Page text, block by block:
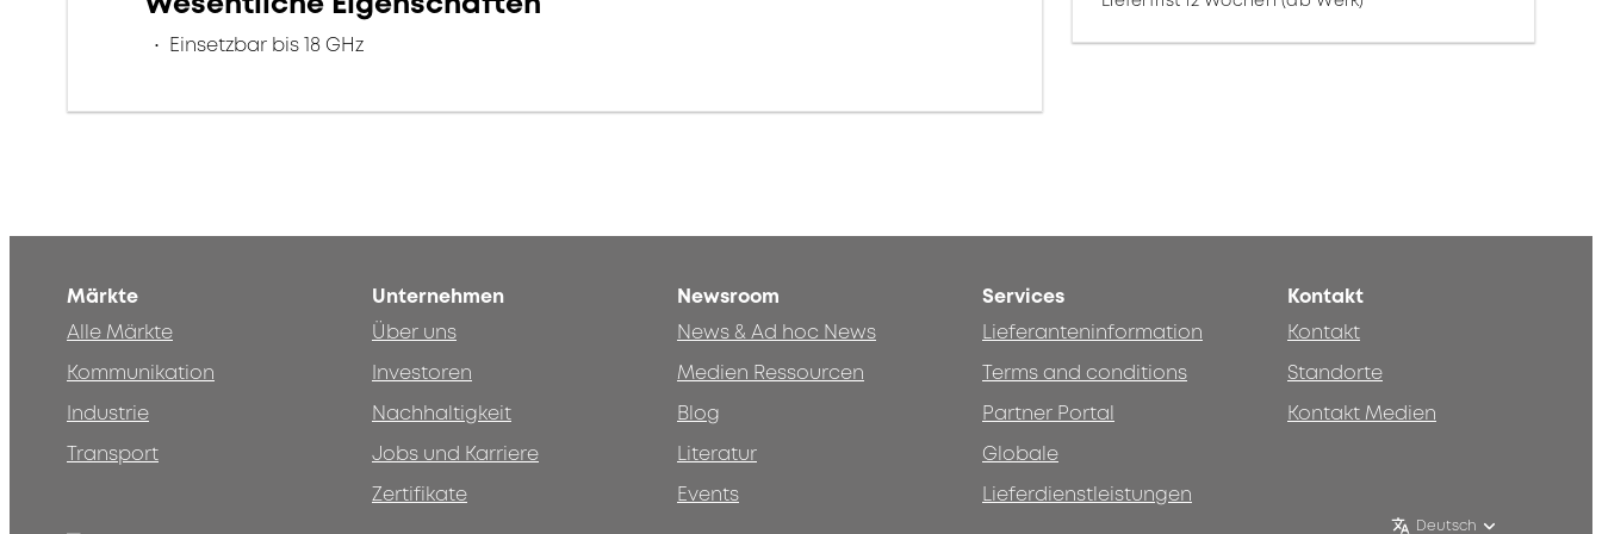
Einsetzbar bis 18 GHz
Märkte
Alle Märkte
Kommunikation
Industrie
Transport
Unternehmen
Über uns
Investoren
Nachhaltigkeit
Jobs und Karriere
Zertifikate
Newsroom
News & Ad hoc News
Medien Ressourcen
Blog
Literatur
Events
Services
Lieferanteninformation
Terms and conditions
Partner Portal
Globale
Lieferdienstleistungen
Kontakt
Kontakt
Standorte
Kontakt Medien
Deutsch